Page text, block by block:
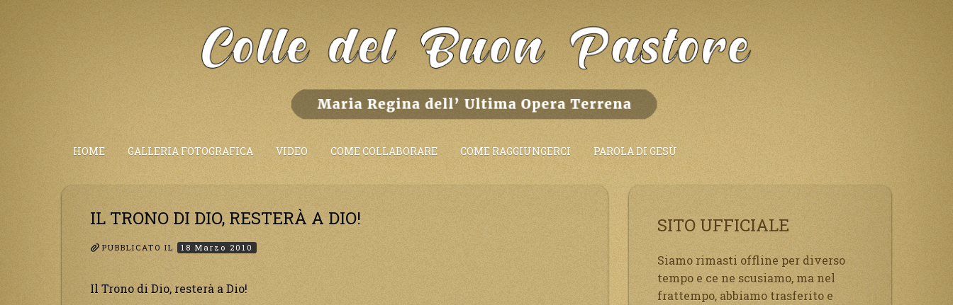
HOME GALLERIA FOTOGRAFICA VIDEO COME COLLABORARE COME RAGGIUNGERCI PAROLA DI GESÙ
IL TRONO DI DIO, RESTERÀ A DIO!
PUBBLICATO IL 18 Marzo 2010
Il Trono di Dio, resterà a Dio!
SITO UFFICIALE
Siamo rimasti offline per diverso
tempo e ce ne scusiamo, ma nel
frattempo, abbiamo trasferito e